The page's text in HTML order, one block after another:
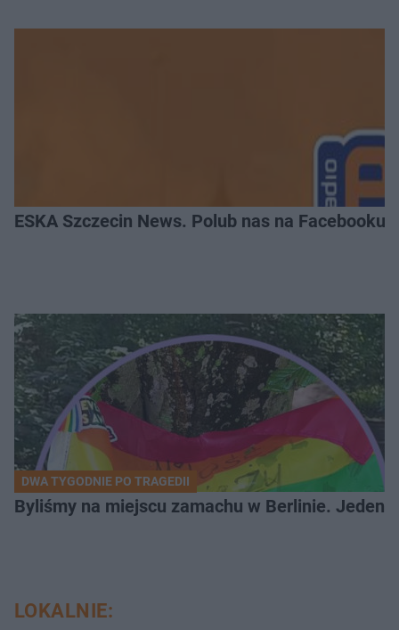
ESKA Szczecin News. Polub nas na Facebooku!
DWA TYGODNIE PO TRAGEDII
Byliśmy na miejscu zamachu w Berlinie. Jeden
LOKALNIE: